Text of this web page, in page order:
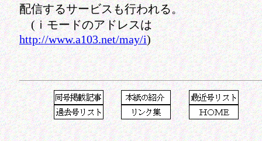
配信するサービスも行われる。
(ｉモードのアドレスは
http://www.a103.net/may/i)